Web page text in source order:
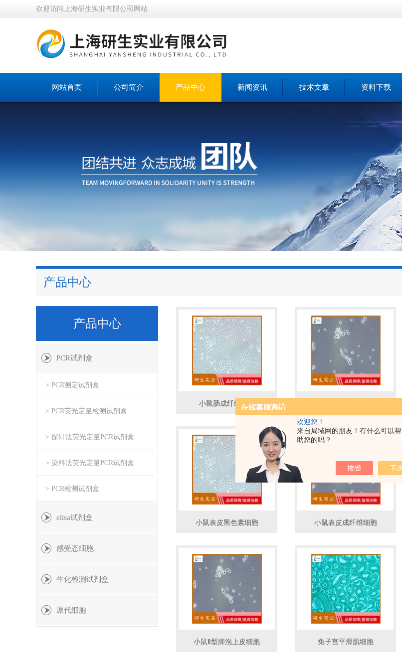
欢迎您！
来自局域网的朋友！有什么可以帮
助您的吗？
欢迎访问上海研生实业有限公司网站
网站首页 公司简介 产品中心 新闻资讯 技术文章 资料下载
产品中心
产品中心
PCR试剂盒
> PCR测定试剂盒
> PCR荧光定量检测试剂盒
> 探针法荧光定量PCR试剂盒
> 染料法荧光定量PCR试剂盒
> PCR检测试剂盒
elisa试剂盒
感受态细胞
生化检测试剂盒
原代细胞
小鼠肠成纤维细胞
小鼠表皮黑色素细胞 小鼠表皮成纤维细胞
小鼠Ⅱ型肺泡上皮细胞 兔子宫平滑肌细胞